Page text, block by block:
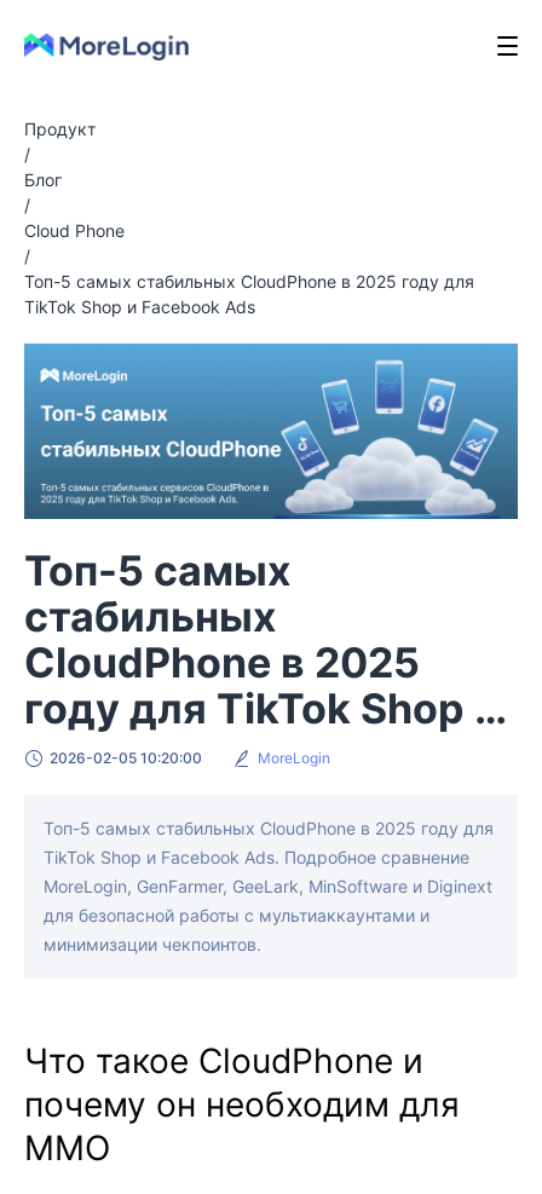
Продукт
/
Блог
/
Cloud Phone
/
Топ-5 самых стабильных CloudPhone в 2025 году для
TikTok Shop и Facebook Ads
Топ-5 самых
стабильных
CloudPhone в 2025
году для TikTok Shop и
Facebook Ads
2026-02-05 10:20:00 MoreLogin
Топ-5 самых стабильных CloudPhone в 2025 году для
TikTok Shop и Facebook Ads. Подробное сравнение
MoreLogin, GenFarmer, GeeLark, MinSoftware и Diginext
для безопасной работы с мультиаккаунтами и
минимизации чекпоинтов.
Что такое CloudPhone и
почему он необходим для
MMO